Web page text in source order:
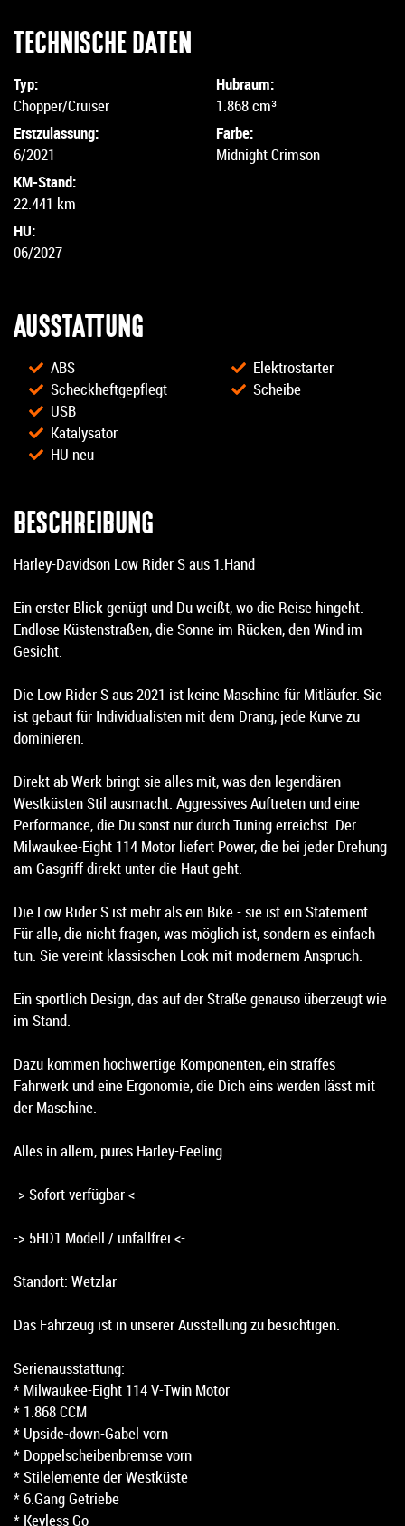
TECHNISCHE DATEN
Typ:
Chopper/Cruiser
Erstzulassung:
6/2021
KM-Stand:
22.441 km
HU:
06/2027
Hubraum:
1.868 cm³
Farbe:
Midnight Crimson
AUSSTATTUNG
ABS
Scheckheftgepflegt
USB
Katalysator
HU neu
Elektrostarter
Scheibe
BESCHREIBUNG
Harley-Davidson Low Rider S aus 1.Hand
Ein erster Blick genügt und Du weißt, wo die Reise hingeht.
Endlose Küstenstraßen, die Sonne im Rücken, den Wind im
Gesicht.
Die Low Rider S aus 2021 ist keine Maschine für Mitläufer. Sie
ist gebaut für Individualisten mit dem Drang, jede Kurve zu
dominieren.
Direkt ab Werk bringt sie alles mit, was den legendären
Westküsten Stil ausmacht. Aggressives Auftreten und eine
Performance, die Du sonst nur durch Tuning erreichst. Der
Milwaukee-Eight 114 Motor liefert Power, die bei jeder Drehung
am Gasgriff direkt unter die Haut geht.
Die Low Rider S ist mehr als ein Bike - sie ist ein Statement.
Für alle, die nicht fragen, was möglich ist, sondern es einfach
tun. Sie vereint klassischen Look mit modernem Anspruch.
Ein sportlich Design, das auf der Straße genauso überzeugt wie
im Stand.
Dazu kommen hochwertige Komponenten, ein straffes
Fahrwerk und eine Ergonomie, die Dich eins werden lässt mit
der Maschine.
Alles in allem, pures Harley-Feeling.
-> Sofort verfügbar <-
-> 5HD1 Modell / unfallfrei <-
Standort: Wetzlar
Das Fahrzeug ist in unserer Ausstellung zu besichtigen.
Serienausstattung:
* Milwaukee-Eight 114 V-Twin Motor
* 1.868 CCM
* Upside-down-Gabel vorn
* Doppelscheiben­bremse vorn
* Stilelemente der Westküste
* 6.Gang Getriebe
* Keyless Go